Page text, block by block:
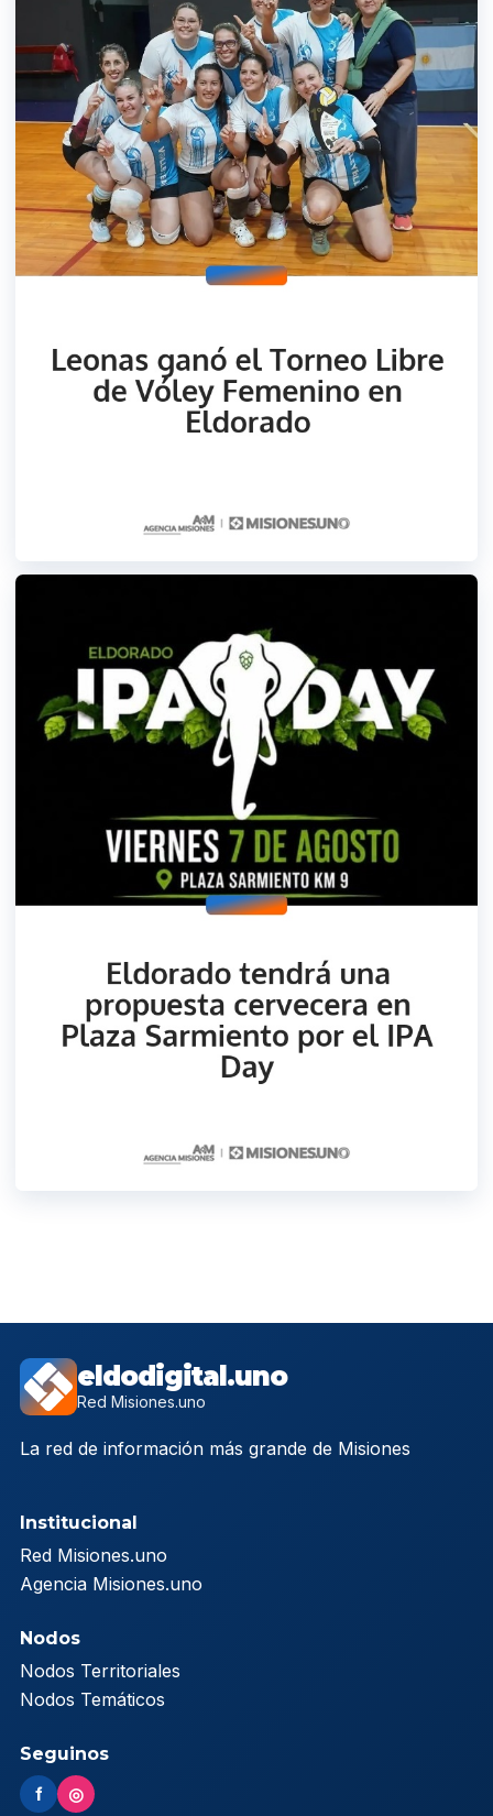
eldodigital.uno
Red Misiones.uno
La red de información más grande de Misiones
Institucional
Red Misiones.uno
Agencia Misiones.uno
Nodos
Nodos Territoriales
Nodos Temáticos
Seguinos
f ◎